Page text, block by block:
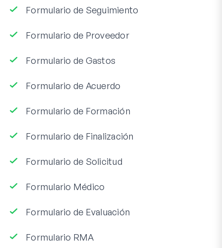
Formulario de Seguimiento
Formulario de Proveedor
Formulario de Gastos
Formulario de Acuerdo
Formulario de Formación
Formulario de Finalización
Formulario de Solicitud
Formulario Médico
Formulario de Evaluación
Formulario RMA